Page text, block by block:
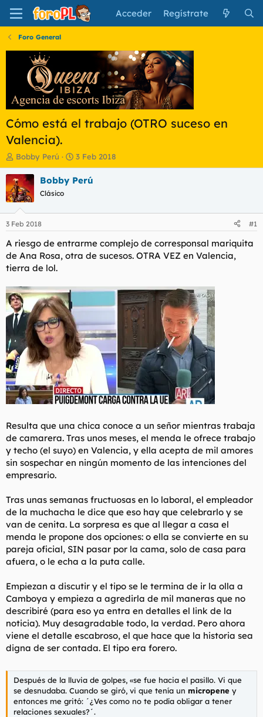
Acceder Regístrate
Foro General
Cómo está el trabajo (OTRO suceso en
Valencia).
I
n
i
c
i
a
o
r
e
l
e
m
a
Bobby Perú
F
e
c
i
n
c
3 Feb 2018
Bobby Perú
Clásico
3 Feb 2018 #1
A riesgo de entrarme complejo de corresponsal mariquita
de Ana Rosa, otra de sucesos. OTRA VEZ en Valencia,
tierra de lol.
Resulta que una chica conoce a un señor mientras trabaja
de camarera. Tras unos meses, el menda le ofrece trabajo
y techo (el suyo) en Valencia, y ella acepta de mil amores
sin sospechar en ningún momento de las intenciones del
empresario.
Tras unas semanas fructuosas en lo laboral, el empleador
de la muchacha le dice que eso hay que celebrarlo y se
van de cenita. La sorpresa es que al llegar a casa el
menda le propone dos opciones: o ella se convierte en su
pareja oficial, SIN pasar por la cama, solo de casa para
afuera, o le echa a la puta calle.
Empiezan a discutir y el tipo se le termina de ir la olla a
Camboya y empieza a agredirla de mil maneras que no
describiré (para eso ya entra en detalles el link de la
noticia). Muy desagradable todo, la verdad. Pero ahora
viene el detalle escabroso, el que hace que la historia sea
digna de ser contada. El tipo era forero.
Después de la lluvia de golpes, «se fue hacia el pasillo. Vi que
se desnudaba. Cuando se giró, vi que tenía un micropene y
entonces me gritó: ´¿Ves como no te podía obligar a tener
relaciones sexuales?´.